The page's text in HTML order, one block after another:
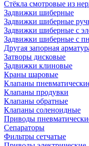
Стёкла смотровые из
Задвижки шиберные
Задвижки шиберные
Задвижки шиберные с
Задвижки шиберные с
Другая запорная
Затворы дисковые
Задвижки клиновые
Краны шаровые
Клапаны
Клапаны продувки
Клапаны обратные
Клапаны соленоидные
Приводы
Сепараторы
Фильтры сетчатые